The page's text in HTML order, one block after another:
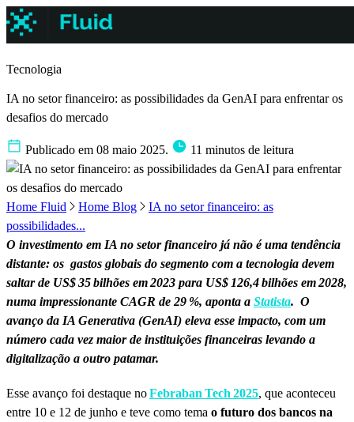
Tecnologia
IA no setor financeiro: as possibilidades da GenAI para enfrentar os
desafios do mercado
Publicado em 08 maio 2025. 11 minutos de leitura
Home Fluid Home Blog
IA no setor financeiro: as
possibilidades...
O investimento em IA no setor financeiro já não é uma tendência
distante: os gastos globais do segmento com a tecnologia devem
saltar de US$ 35 bilhões em 2023 para US$ 126,4 bilhões em 2028,
numa impressionante CAGR de 29 %, aponta a Statista. O
avanço da IA Generativa (GenAI) eleva esse impacto, com um
número cada vez maior de instituições financeiras levando a
digitalização a outro patamar.
Esse avanço foi destaque noFebraban Tech 2025, que aconteceu
entre 10 e 12 de junho e teve como tema o futuro dos bancos na